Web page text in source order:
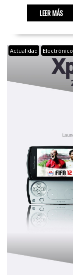
LEER MÁS
Actualidad